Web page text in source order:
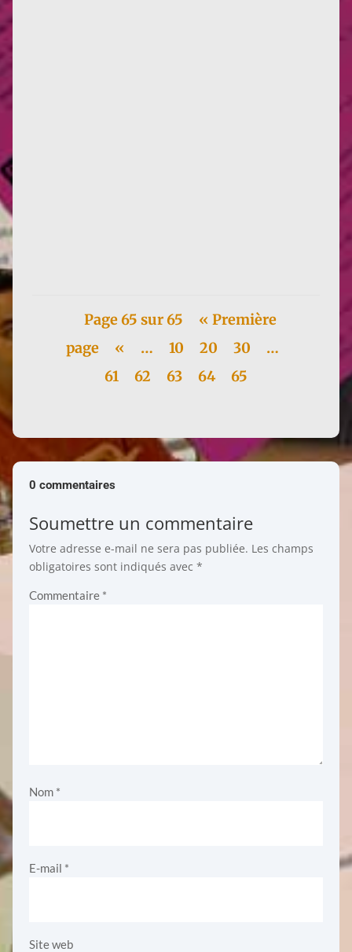
Page 65 sur 65
« Première
page
« … 10 20 30
…
61
62 63 64 65
0 commentaires
Soumettre un commentaire
Votre adresse e-mail ne sera pas publiée. Les champs
obligatoires sont indiqués avec *
Commentaire *
Nom *
E-mail *
Site web